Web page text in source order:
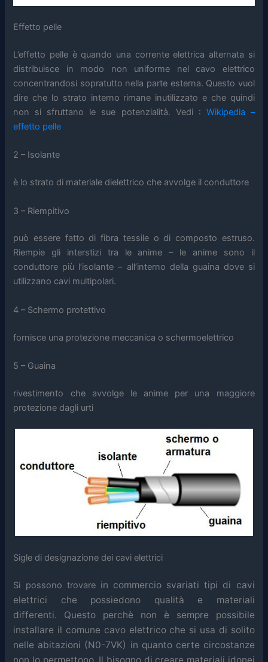
Effetto pelle
L’effetto pelle è quando una corrente elettrica alternata si
distribuisce in modo non uniforme nel cavo elettrico
concentrandosi sopratutto nella parte esterna. Questo vuol
dire che lo strato interno rimane inutilizzato e che quindi
non si sfruttano le sue potenzialità. Vedi : Wikipedia –
effetto pelle
2 – Isolante
è lo strato di materiale dielettrico che avvolge il conduttore
3 – Riempitivo
può essere fatto di fibra tessile o di composto estruso.
Riempie gli interstizi tra le anime – le anime sono il
conduttore più l’isolante – all’interno della guaina dove si
utilizzano cavi multipolari.
4 – Schermo protettivo
fornisce una protezione meccanica o schermoelettrico
5 – Guaina
rivestimento che avvolge le anime per una maggiore
protezione dagli urti
Sigle di designazione dei cavi elettrici
Si possono trovare in commercio svariati tipi di cavi
elettrici che possiedono qualità e materiali
differenti. Questo perchè non è sempre possibile
installare il comune cavo elettrico che si usa di solito
nelle abitazioni (N0-7VK) in quanto certe circostanze